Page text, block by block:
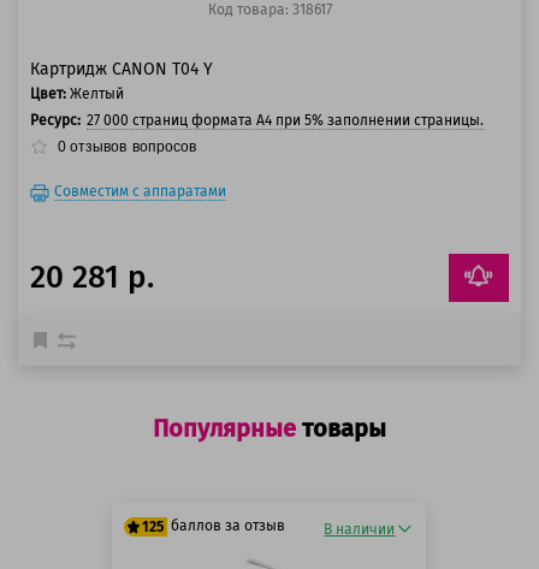
Код товара: 318617
Картридж CANON T04 Y
Цвет: Желтый
Ресурс: 27 000 страниц формата A4 при 5% заполнении страницы.
0 отзывов вопросов
Совместим с аппаратами
20 281 р.
Популярные товары
125 баллов за отзыв В наличии